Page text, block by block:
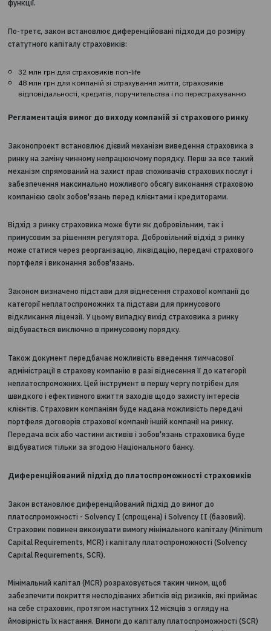
відповідальним за такі функції, а також до системи
управління в страхових компаніях. Вимоги до корпоративного
залежності від віднесення компанії до категорії значущих.
менеджмент повинен відповідати кваліфікаційним вимогам
посади керівників страхової компанії і осіб, відповідальних
функції.
По-третє, закон встановлює диференційовані підходи до
32 млн грн для страховиків non-life
48 млн грн для компаній зі страхування життя, страховиків
Регламентація вимог до виходу компаній зі страхового
Законопроект встановлює дієвий механізм виведення
механізм спрямований на захист прав споживачів страхових
забезпечення максимально можливого обсягу виконання
компанією своїх зобов'язань перед клієнтами і кредиторами.
Відхід з ринку страховика може бути як добровільним, так і
примусовим за рішенням регулятора. Добровільний відхід з
може статися через реорганізацію, ліквідацію, передачі
Законом визначено підстави для віднесення страхової
категорії неплатоспроможних та підстави для примусового
відкликання ліцензії. У цьому випадку вихід страховика з
відбувається виключно в примусовому порядку.
Також документ передбачає можливість введення тимчасової
адміністрації в страхову компанію в разі віднесення її до
неплатоспроможних. Цей інструмент в першу чергу потрібен
швидкого і ефективного вжиття заходів щодо захисту